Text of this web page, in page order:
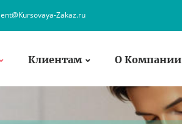
Zakaz.ru
Клиентам О Компании